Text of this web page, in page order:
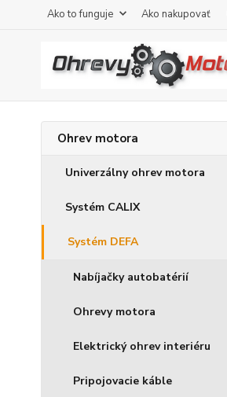
Ako to funguje Ako nakupovať
Ohrev motora
Univerzálny ohrev motora
Systém CALIX
Systém DEFA
Nabíjačky autobatérií
Ohrevy motora
Elektrický ohrev interiéru
Pripojovacie káble